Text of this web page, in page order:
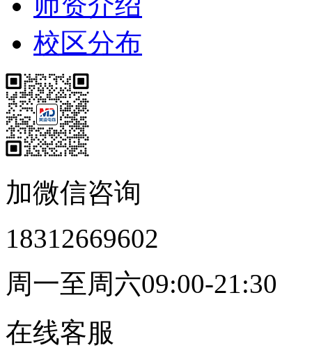
校区分布
加微信咨询
18312669602
周一至周六09:00-21:30
在线客服